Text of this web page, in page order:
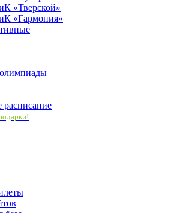
«Тверской»
«Гармония»
расписание